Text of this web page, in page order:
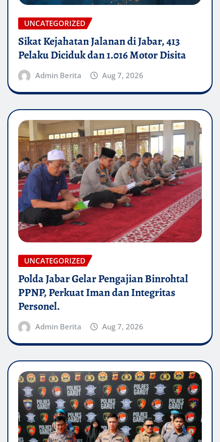
UNCATEGORIZED
Sikat Kejahatan Jalanan di Jabar, 413
Pelaku Diciduk dan 1.016 Motor Disita
Admin Berita Aug 7, 2026
UNCATEGORIZED
Polda Jabar Gelar Pengajian Binrohtal
PPNP, Perkuat Iman dan Integritas
Personel.
Admin Berita Aug 7, 2026